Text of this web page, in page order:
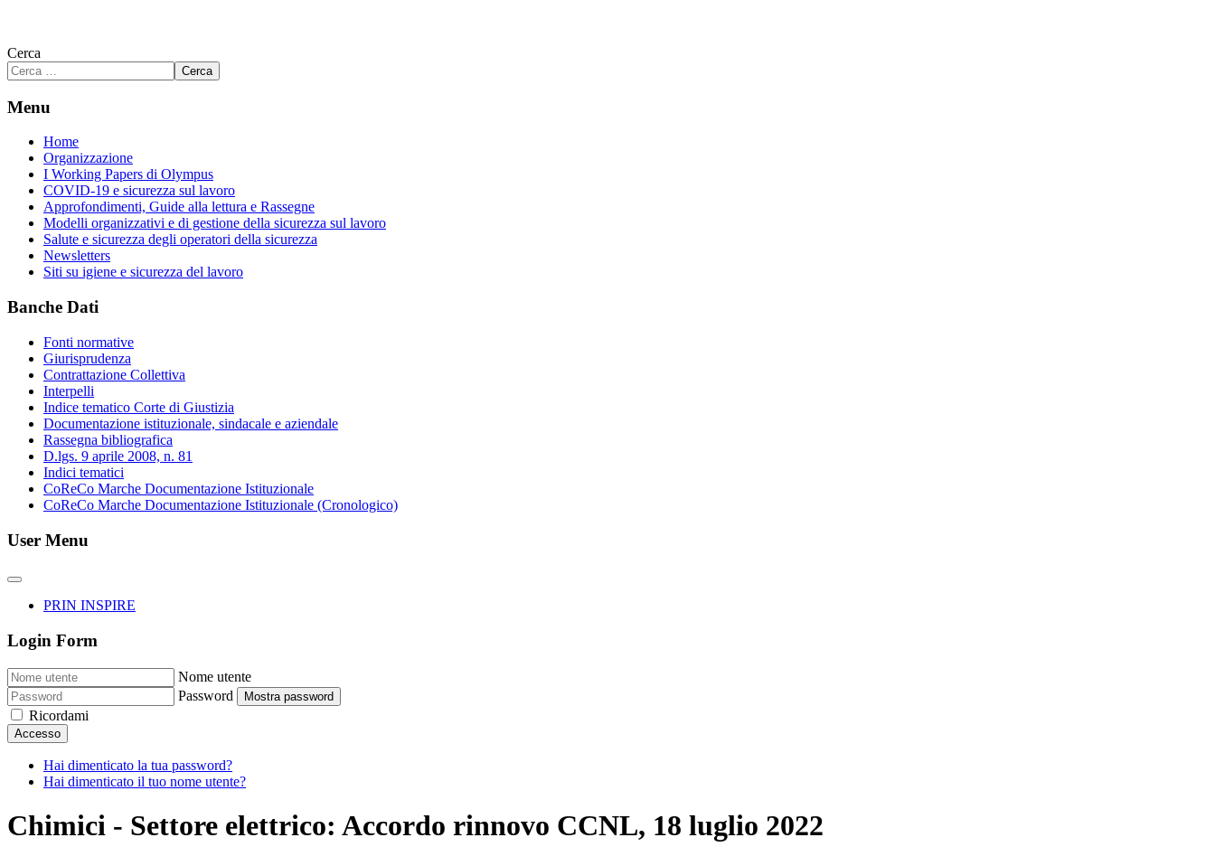
Cerca
Cerca
Menu
Home
Organizzazione
I Working Papers di Olympus
COVID-19 e sicurezza sul lavoro
Approfondimenti, Guide alla lettura e Rassegne
Modelli organizzativi e di gestione della sicurezza sul lavoro
Salute e sicurezza degli operatori della sicurezza
Newsletters
Siti su igiene e sicurezza del lavoro
Banche Dati
Fonti normative
Giurisprudenza
Contrattazione Collettiva
Interpelli
Indice tematico Corte di Giustizia
Documentazione istituzionale, sindacale e aziendale
Rassegna bibliografica
D.lgs. 9 aprile 2008, n. 81
Indici tematici
CoReCo Marche Documentazione Istituzionale
CoReCo Marche Documentazione Istituzionale (Cronologico)
User Menu
PRIN INSPIRE
Login Form
Nome utente
Password
Mostra password
Ricordami
Accesso
Hai dimenticato la tua password?
Hai dimenticato il tuo nome utente?
Chimici - Settore elettrico: Accordo rinnovo CCNL, 18 luglio 2022